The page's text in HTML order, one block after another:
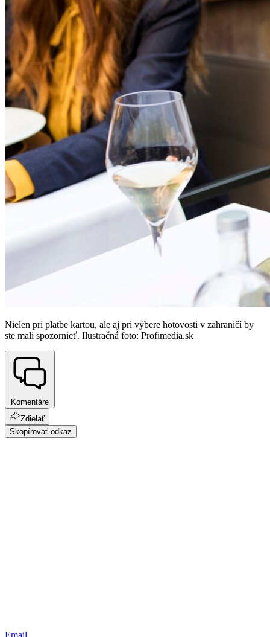
Nielen pri platbe kartou, ale aj pri výbere hotovosti v zahraničí by
ste mali spozornieť. Ilustračná foto: Profimedia.sk
Komentáre
Zdielať
Skopírovať odkaz